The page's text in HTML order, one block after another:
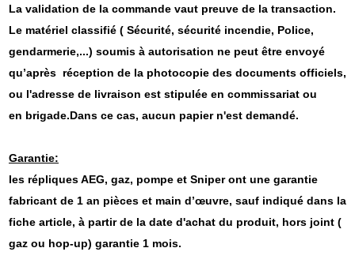
La validation de la commande vaut preuve de la transaction.
Le matériel classifié ( Sécurité, sécurité incendie, Police,
gendarmerie,...) soumis à autorisation ne peut être envoyé
qu’après réception de la photocopie des documents officiels,
ou l'adresse de livraison est stipulée en commissariat ou
en brigade.Dans ce cas, aucun papier n'est demandé.
Garantie:
les répliques AEG, gaz, pompe et Sniper ont une garantie
fabricant de 1 an pièces et main d’œuvre, sauf indiqué dans la
fiche article, à partir de la date d'achat du produit, hors joint (
gaz ou hop-up) garantie 1 mois.